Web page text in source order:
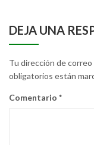
DEJA UNA
Tu dirección de
obligatorios están
Comentario *